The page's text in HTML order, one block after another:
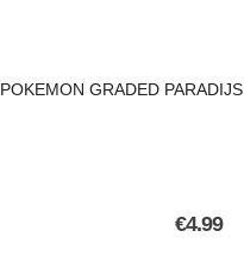
POKEMON GRADED PARADIJS
€4.99